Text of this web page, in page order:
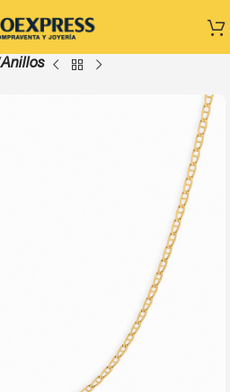
Anillos